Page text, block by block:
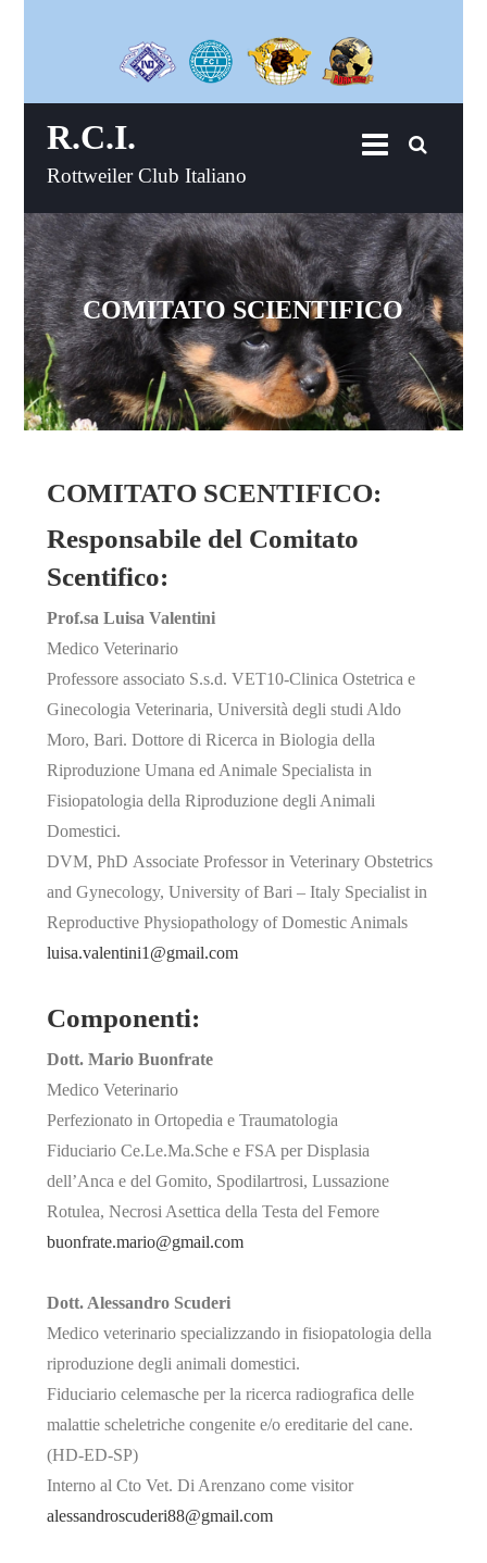
R.C.I.
Rottweiler Club Italiano
COMITATO SCIENTIFICO
COMITATO SCENTIFICO:
Responsabile del Comitato
Scentifico:
Prof.sa Luisa Valentini
Medico Veterinario
Professore associato S.s.d. VET10-Clinica Ostetrica e
Ginecologia Veterinaria, Università degli studi Aldo
Moro, Bari. Dottore di Ricerca in Biologia della
Riproduzione Umana ed Animale Specialista in
Fisiopatologia della Riproduzione degli Animali
Domestici.
DVM, PhD Associate Professor in Veterinary Obstetrics
and Gynecology, University of Bari – Italy Specialist in
Reproductive Physiopathology of Domestic Animals
luisa.valentini1@gmail.com
Componenti:
Dott. Mario Buonfrate
Medico Veterinario
Perfezionato in Ortopedia e Traumatologia
Fiduciario Ce.Le.Ma.Sche e FSA per Displasia
dell’Anca e del Gomito, Spodilartrosi, Lussazione
Rotulea, Necrosi Asettica della Testa del Femore
buonfrate.mario@gmail.com
Dott. Alessandro Scuderi
Medico veterinario specializzando in fisiopatologia della
riproduzione degli animali domestici.
Fiduciario celemasche per la ricerca radiografica delle
malattie scheletriche congenite e/o ereditarie del cane.
(HD-ED-SP)
Interno al Cto Vet. Di Arenzano come visitor
alessandroscuderi88@gmail.com